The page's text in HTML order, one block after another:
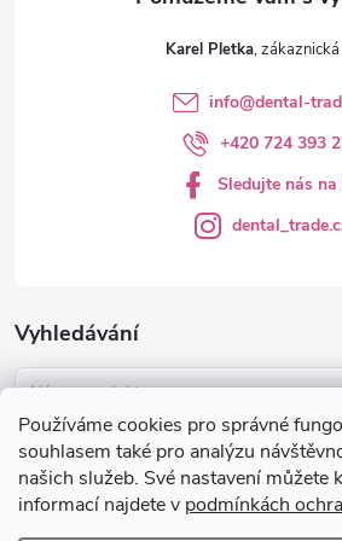
Používáme cookies pro správné
souhlasem také pro analýzu
našich služeb. Své nastavení můžete
informací najdete v podmínkách
Vyhledávání
Nákupní košík
0KS /0 KČ
Karel Pletka
info@dental-
+420 724 393
Sledujte nás na